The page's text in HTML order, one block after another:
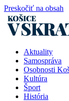
Preskočiť na obsah
Aktuality
Samospráva
Osobnosti
Kultúra
Šport
História